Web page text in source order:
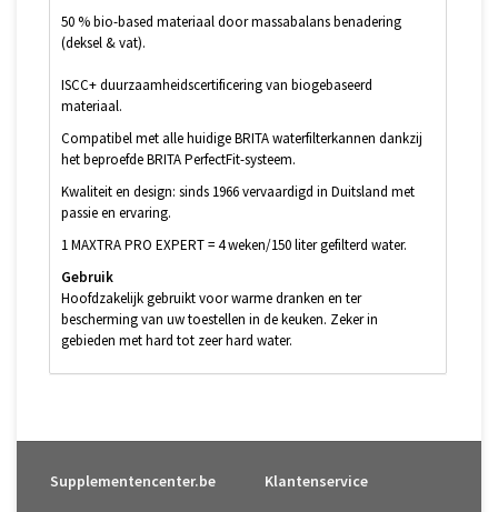
50 % bio-based materiaal door massabalans benadering
(deksel & vat).
ISCC+ duurzaamheidscertificering van biogebaseerd
materiaal.
Compatibel met alle huidige BRITA waterfilterkannen dankzij
het beproefde BRITA PerfectFit-systeem.
Kwaliteit en design: sinds 1966 vervaardigd in Duitsland met
passie en ervaring.
1 MAXTRA PRO EXPERT = 4 weken/150 liter gefilterd water.
Gebruik
Hoofdzakelijk gebruikt voor warme dranken en ter
bescherming van uw toestellen in de keuken. Zeker in
gebieden met hard tot zeer hard water.
Supplementencenter.be Klantenservice